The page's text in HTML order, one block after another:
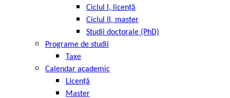
Ciclul I, licență
Ciclul II, master
Studii doctorale (PhD)
Programe de studii
Taxe
Calendar academic
Licență
Master